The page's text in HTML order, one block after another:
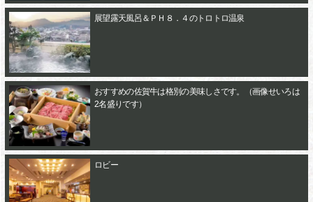
展望露天風呂＆ＰＨ８．４のトロトロ温泉
おすすめの佐賀牛は格別の美味しさです。（画像せいろは
2名盛りです）
ロビー